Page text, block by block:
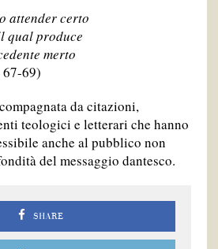
attender certo
qual produce
merto
67-69)
da citazioni,
teologici e letterari che hanno
anche al pubblico non
del messaggio dantesco.
SHARE